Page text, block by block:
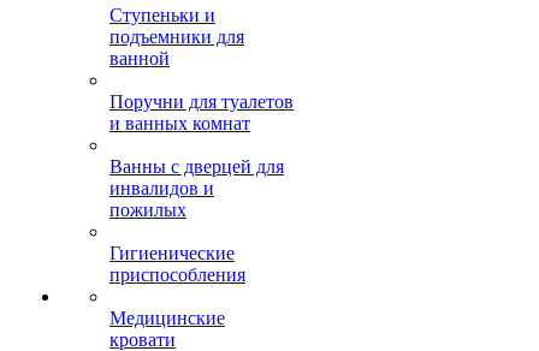
Ступеньки и
подъемники для
ванной
Поручни для туалетов
и ванных комнат
Ванны с дверцей для
инвалидов и
пожилых
Гигиенические
приспособления
Медицинские
кровати